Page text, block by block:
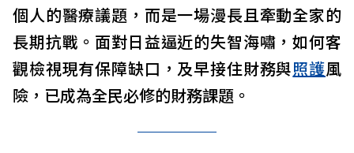
個人的醫療議題，而是一場漫長且牽動全家的
長期抗戰。面對日益逼近的失智海嘯，如何客
觀檢視現有保障缺口，及早接住財務與照護風
險，已成為全民必修的財務課題。